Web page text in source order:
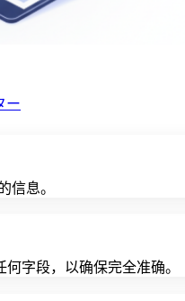
ー
信息。
字段，以确保完全准确。